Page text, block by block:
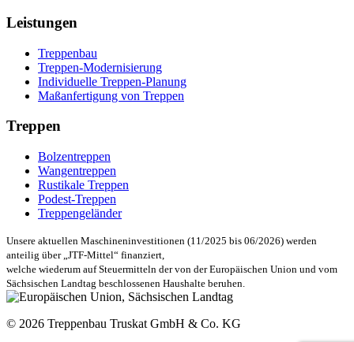
Leistungen
Treppenbau
Treppen-Modernisierung
Individuelle Treppen-Planung
Maßanfertigung von Treppen
Treppen
Bolzentreppen
Wangentreppen
Rustikale Treppen
Podest-Treppen
Treppengeländer
Unsere aktuellen Maschineninvestitionen (11/2025 bis 06/2026) werden
anteilig über „JTF-Mittel“ finanziert,
welche wiederum auf Steuermitteln der von der Europäischen Union und vom
Sächsischen Landtag beschlossenen Haushalte beruhen.
© 2026 Treppenbau Truskat GmbH & Co. KG